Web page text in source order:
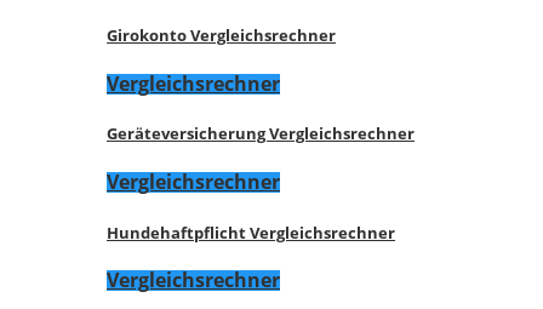
Girokonto Vergleichsrechner
Vergleichsrechner
Geräteversicherung Vergleichsrechner
Vergleichsrechner
Hundehaftpflicht Vergleichsrechner
Vergleichsrechner